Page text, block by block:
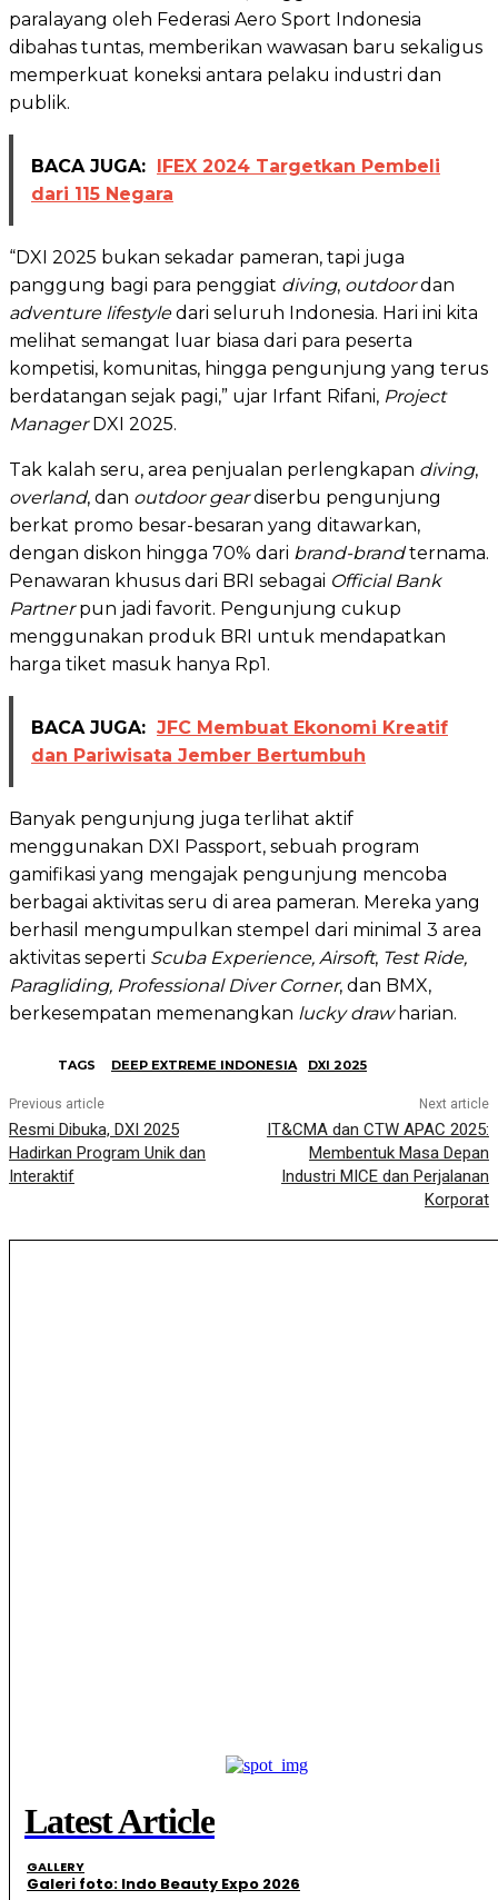
paralayang oleh Federasi Aero Sport Indonesia
dibahas tuntas, memberikan wawasan baru sekaligus
memperkuat koneksi antara pelaku industri dan
publik.
BACA JUGA: IFEX 2024 Targetkan Pembeli
dari 115 Negara
“DXI 2025 bukan sekadar pameran, tapi juga
panggung bagi para penggiat diving, outdoordan
adventure lifestyledari seluruh Indonesia. Hari ini kita
melihat semangat luar biasa dari para peserta
kompetisi, komunitas, hingga pengunjung yang terus
berdatangan sejak pagi,” ujar Irfant Rifani, Project
ManagerDXI 2025.
Tak kalah seru, area penjualan perlengkapan diving,
overland, dan outdoor geardiserbu pengunjung
berkat promo besar-besaran yang ditawarkan,
dengan diskon hingga 70% dari brand-brandternama.
Penawaran khusus dari BRI sebagai Official Bank
Partnerpun jadi favorit. Pengunjung cukup
menggunakan produk BRI untuk mendapatkan
harga tiket masuk hanya Rp1.
BACA JUGA: JFC Membuat Ekonomi Kreatif
dan Pariwisata Jember Bertumbuh
Banyak pengunjung juga terlihat aktif
menggunakan DXI Passport, sebuah program
gamifikasi yang mengajak pengunjung mencoba
berbagai aktivitas seru di area pameran. Mereka yang
berhasil mengumpulkan stempel dari minimal 3 area
aktivitas seperti Scuba Experience, Airsoft, Test Ride,
Paragliding, Professional Diver Corner, dan BMX,
berkesempatan memenangkan lucky drawharian.
TAGS DEEP EXTREME INDONESIA DXI 2025
Previous article
Resmi Dibuka, DXI 2025
Hadirkan Program Unik dan
Interaktif
Next article
IT&CMA dan CTW APAC 2025:
Membentuk Masa Depan
Industri MICE dan Perjalanan
Korporat
Latest Article
GALLERY
Galeri foto: Indo Beauty Expo 2026